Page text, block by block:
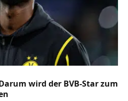
wird der BVB-Star zum